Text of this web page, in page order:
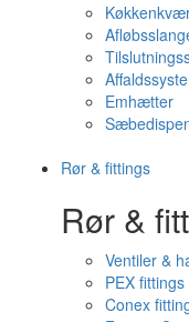
Emhætter
Rør & fittings
Rør &
Ventiler &
PEX fittings
Conex